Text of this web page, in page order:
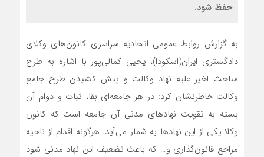
حفظ شود.
به گزارش روابط عمومی اتحادیه سراسری کانون‌های وکلای
دادگستری ایران(اسکودا)، یحیی کمالی‌پور با اشاره به طرح
مباحث اخیر علیه نهاد وکالت و پیش کشیدن طرح جامع
وکالت خاطرنشان کرد: در هر جامعه‌ای بقا، ثبات و دوام آن
بسته به تقویت نهادهای مدنی آن جامعه است که کانون
وکلا یکی از این نهاد‌ها به شمار می‌آید. هرگونه اقدام از ناحیه
مراجع قانون‌گذاری و… که باعث تضعیف این نهاد مدنی شود